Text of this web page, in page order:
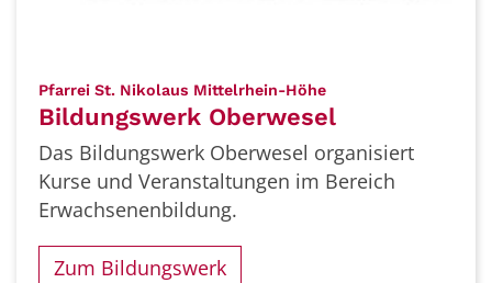
Pfarrei St. Nikolaus Mittelrhein-Höhe:
Bildungswerk Oberwesel
Das Bildungswerk Oberwesel organisiert
Kurse und Veranstaltungen im Bereich
Erwachsenenbildung.
Zum Bildungswerk